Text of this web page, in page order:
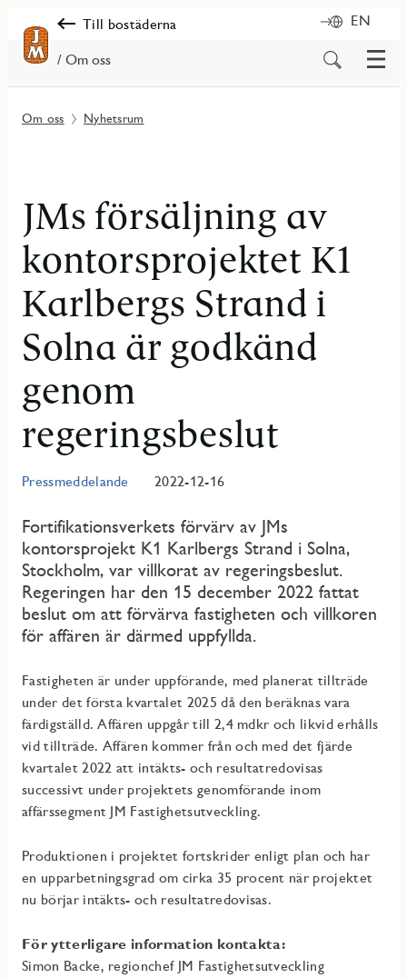
Till bostäderna EN
/ Om oss
Sök
innehåll
Meny
Om oss Nyhetsrum
JMs försäljning av
kontorsprojektet K1
Karlbergs Strand i
Solna är godkänd
genom
regeringsbeslut
Pressmeddelande 2022-12-16
Fortifikationsverkets förvärv av JMs
kontorsprojekt K1 Karlbergs Strand i Solna,
Stockholm, var villkorat av regeringsbeslut.
Regeringen har den 15 december 2022 fattat
beslut om att förvärva fastigheten och villkoren
för affären är därmed uppfyllda.
Fastigheten är under uppförande, med planerat tillträde
under det första kvartalet 2025 då den beräknas vara
färdigställd. Affären uppgår till 2,4 mdkr och likvid erhålls
vid tillträde. Affären kommer från och med det fjärde
kvartalet 2022 att intäkts- och resultatredovisas
successivt under projektets genomförande inom
affärssegment JM Fastighetsutveckling.
Produktionen i projektet fortskrider enligt plan och har
en upparbetningsgrad om cirka 35 procent när projektet
nu börjar intäkts- och resultatredovisas.
För ytterligare information kontakta:
Simon Backe, regionchef JM Fastighetsutveckling